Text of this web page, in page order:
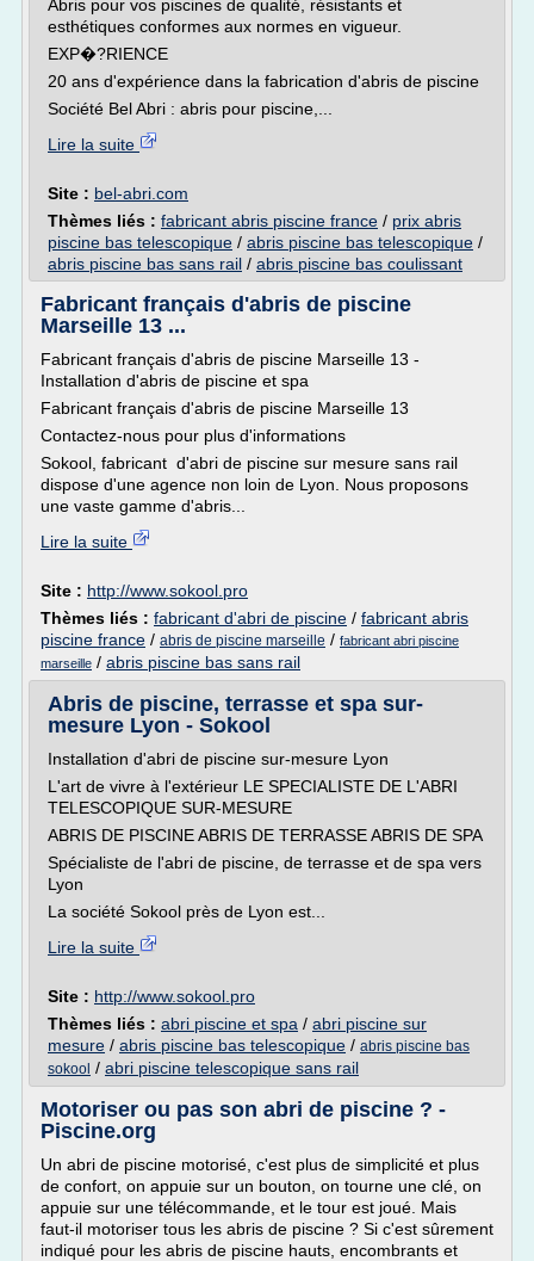
Abris pour vos piscines de qualité, résistants et
esthétiques conformes aux normes en vigueur.
EXP�?RIENCE
20 ans d'expérience dans la fabrication d'abris de piscine
Société Bel Abri : abris pour piscine,...
Lire la suite
Site : bel-abri.com
Thèmes liés : fabricant abris piscine france / prix abris
piscine bas telescopique / abris piscine bas telescopique /
abris piscine bas sans rail / abris piscine bas coulissant
Fabricant français d'abris de piscine
Marseille 13 ...
Fabricant français d'abris de piscine Marseille 13 -
Installation d'abris de piscine et spa
Fabricant français d'abris de piscine Marseille 13
Contactez-nous pour plus d'informations
Sokool, fabricant d'abri de piscine sur mesure sans rail
dispose d'une agence non loin de Lyon. Nous proposons
une vaste gamme d'abris...
Lire la suite
Site : http://www.sokool.pro
Thèmes liés : fabricant d'abri de piscine / fabricant abris
piscine france / abris de piscine marseille / fabricant abri piscine
marseille / abris piscine bas sans rail
Abris de piscine, terrasse et spa sur-
mesure Lyon - Sokool
Installation d'abri de piscine sur-mesure Lyon
L'art de vivre à l'extérieur LE SPECIALISTE DE L'ABRI
TELESCOPIQUE SUR-MESURE
ABRIS DE PISCINE ABRIS DE TERRASSE ABRIS DE SPA
Spécialiste de l'abri de piscine, de terrasse et de spa vers
Lyon
La société Sokool près de Lyon est...
Lire la suite
Site : http://www.sokool.pro
Thèmes liés : abri piscine et spa / abri piscine sur
mesure / abris piscine bas telescopique / abris piscine bas
sokool / abri piscine telescopique sans rail
Motoriser ou pas son abri de piscine ? -
Piscine.org
Un abri de piscine motorisé, c'est plus de simplicité et plus
de confort, on appuie sur un bouton, on tourne une clé, on
appuie sur une télécommande, et le tour est joué. Mais
faut-il motoriser tous les abris de piscine ? Si c'est sûrement
indiqué pour les abris de piscine hauts, encombrants et